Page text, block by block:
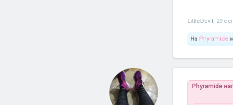
LittleDevil, 29
На Phyramide
Phyramide